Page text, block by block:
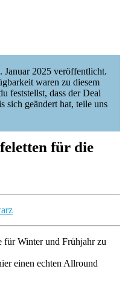
Januar 2025 veröffentlicht.
waren zu diesem
feststellst, dass der Deal
sich geändert hat, teile uns
für die
für Winter und Frühjahr zu
einen echten Allround